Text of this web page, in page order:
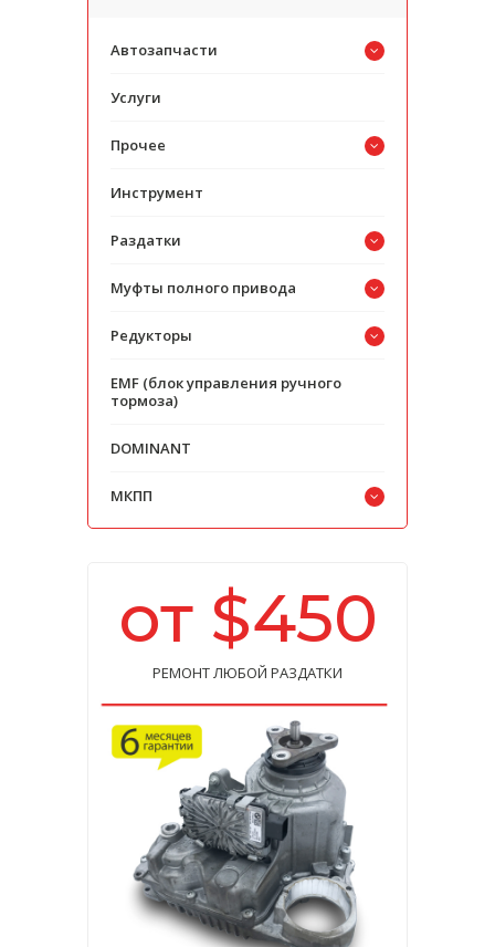
Автозапчасти
Услуги
Прочее
Инструмент
Раздатки
Муфты полного привода
Редукторы
EMF (блок управления ручного
тормоза)
DOMINANT
МКПП
от $450
РЕМОНТ ЛЮБОЙ РАЗДАТКИ